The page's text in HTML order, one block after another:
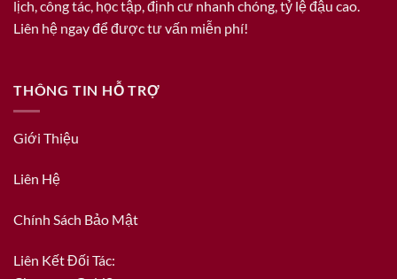
lịch, công tác, học tập, định cư nhanh chóng, tỷ lệ đậu cao.
Liên hệ ngay để được tư vấn miễn phí!
THÔNG TIN HỖ TRỢ
Giới Thiệu
Liên Hệ
Chính Sách Bảo Mật
Liên Kết Đối Tác: